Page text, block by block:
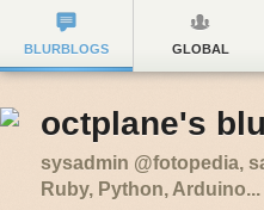
BLURBLOGS GLOBAL
octplane's
sysadmin @fotopedia,
Ruby, Python, Arduino...